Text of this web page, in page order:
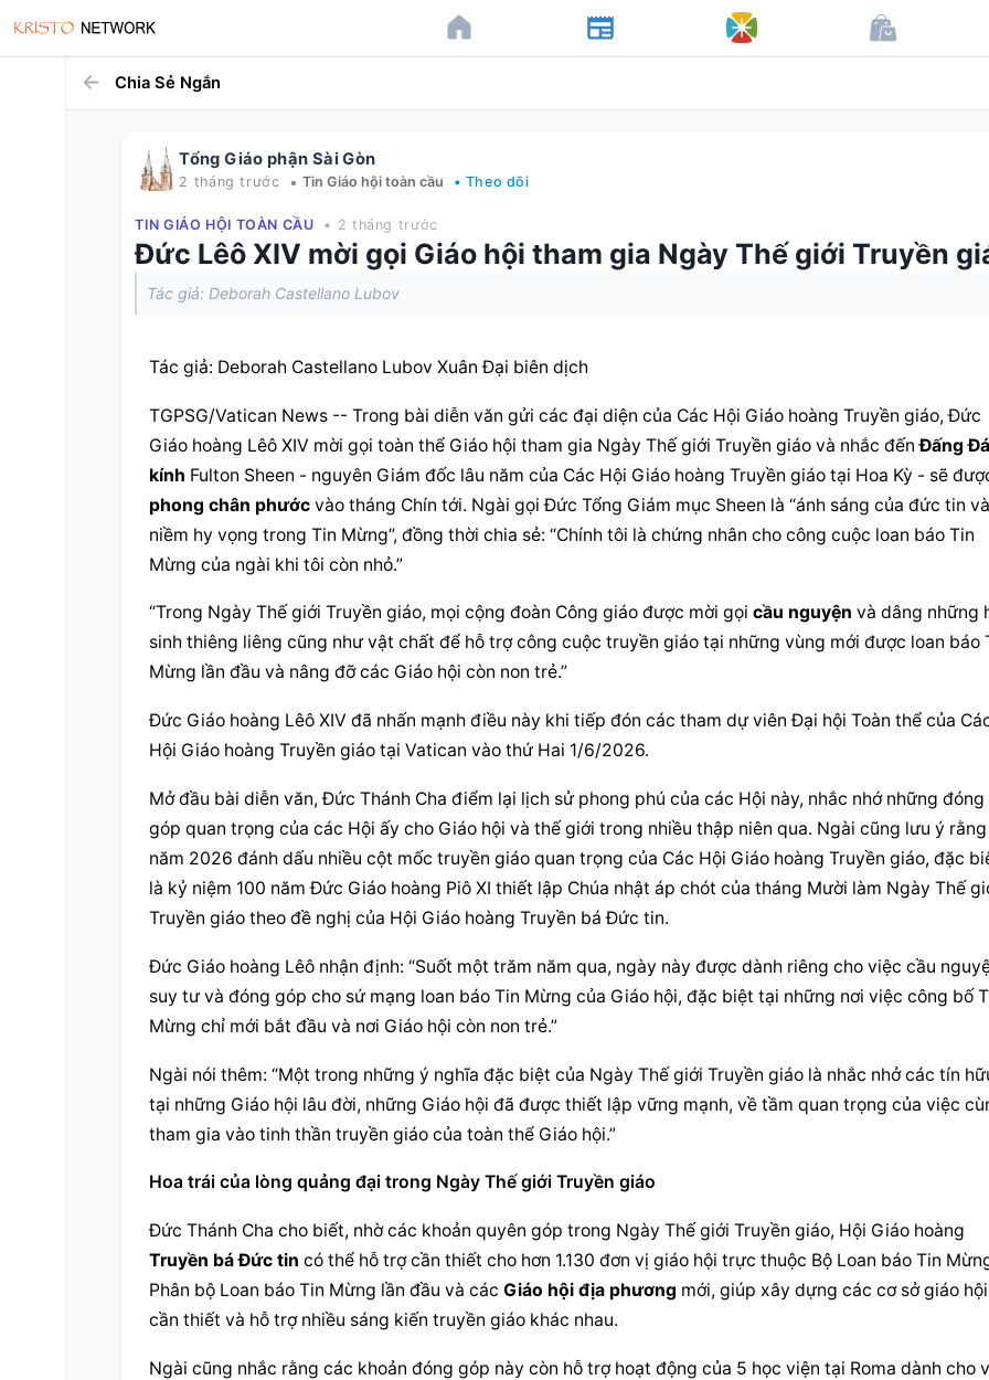
Chia Sẻ Ngắn
Tổng Giáo phận Sài Gòn
2 tháng trước • Tin Giáo hội toàn cầu • Theo dõi
TIN GIÁO HỘI TOÀN CẦU • 2 tháng trước
Đức Lêô XIV mời gọi Giáo hội tham gia Ngày Thế giới Truyền
Tác giả: Deborah Castellano Lubov
Tác giả: Deborah Castellano Lubov Xuân Đại biên dịch
TGPSG/Vatican News -- Trong bài diễn văn gửi các đại diện của Các Hội Giáo hoàng Truyền giáo, Đức
Giáo hoàng Lêô XIV mời gọi toàn thể Giáo hội tham gia Ngày Thế giới Truyền giáo và nhắc đến Đấng
kính
phong chân phước vào tháng Chín tới. Ngài gọi Đức Tổng Giám mục Sheen là “ánh sáng của đức tin và
niềm hy vọng trong Tin Mừng”, đồng thời chia sẻ: “Chính tôi là chứng nhân cho công cuộc loan báo Tin
Mừng của ngài khi tôi còn nhỏ.”
“Trong Ngày Thế giới Truyền giáo, mọi cộng đoàn Công giáo được mời gọi cầu nguyện và dâng những
sinh thiêng liêng cũng như vật chất để hỗ trợ công cuộc truyền giáo tại những vùng mới được loan báo
Mừng lần đầu và nâng đỡ các Giáo hội còn non trẻ.”
Đức Giáo hoàng Lêô XIV đã nhấn mạnh điều này khi tiếp đón các tham dự viên Đại hội Toàn thể của
Hội Giáo hoàng Truyền giáo tại Vatican vào thứ Hai 1/6/2026.
Mở đầu bài diễn văn, Đức Thánh Cha điểm lại lịch sử phong phú của các Hội này, nhắc nhớ những đóng
góp quan trọng của các Hội ấy cho Giáo hội và thế giới trong nhiều thập niên qua. Ngài cũng lưu ý rằng
năm 2026 đánh dấu nhiều cột mốc truyền giáo quan trọng của Các Hội Giáo hoàng Truyền giáo, đặc
là kỷ niệm 100 năm Đức Giáo hoàng Piô XI thiết lập Chúa nhật áp chót của tháng Mười làm Ngày Thế
Truyền giáo theo đề nghị của Hội Giáo hoàng Truyền bá Đức tin.
Đức Giáo hoàng Lêô nhận định: “Suốt một trăm năm qua, ngày này được dành riêng cho việc cầu
suy tư và đóng góp cho sứ mạng loan báo Tin Mừng của Giáo hội, đặc biệt tại những nơi việc công bố
Mừng chỉ mới bắt đầu và nơi Giáo hội còn non trẻ.”
Ngài nói thêm: “Một trong những ý nghĩa đặc biệt của Ngày Thế giới Truyền giáo là nhắc nhở các tín
tại những Giáo hội lâu đời, những Giáo hội đã được thiết lập vững mạnh, về tầm quan trọng của việc
tham gia vào tinh thần truyền giáo của toàn thể Giáo hội.”
Hoa trái của lòng quảng đại trong Ngày Thế giới Truyền giáo
Truyền bá Đức tin có thể hỗ trợ cần thiết cho hơn 1.130 đơn vị giáo hội trực thuộc Bộ Loan báo Tin
Phân bộ Loan báo Tin Mừng lần đầu và các Giáo hội địa phương mới, giúp xây dựng các cơ sở giáo hội
cần thiết và hỗ trợ nhiều sáng kiến truyền giáo khác nhau.
Ngài cũng nhắc rằng các khoản đóng góp này còn hỗ trợ hoạt động của 5 học viện tại Roma dành cho